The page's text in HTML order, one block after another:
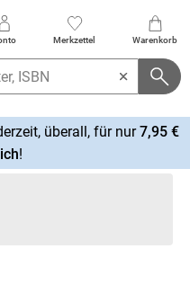
Merkzettel Warenkorb
überall, für nur7,95 €
!